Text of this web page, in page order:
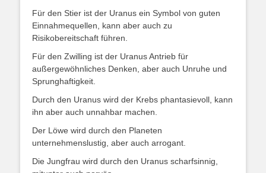
Für den Stier ist der Uranus ein Symbol von guten
Einnahmequellen, kann aber auch zu
Risikobereitschaft führen.
Für den Zwilling ist der Uranus Antrieb für
außergewöhnliches Denken, aber auch Unruhe und
Sprunghaftigkeit.
Durch den Uranus wird der Krebs phantasievoll, kann
ihn aber auch unnahbar machen.
Der Löwe wird durch den Planeten
unternehmenslustig, aber auch arrogant.
Die Jungfrau wird durch den Uranus scharfsinnig,